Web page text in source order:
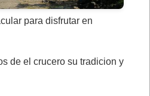
para disfrutar en
de el crucero su tradicion y